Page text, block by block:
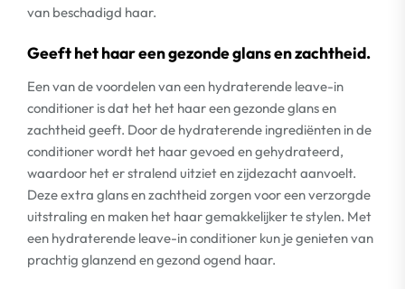
van beschadigd haar.
Geeft het haar een gezonde glans en zachtheid.
Een van de voordelen van een hydraterende leave-in
conditioner is dat het het haar een gezonde glans en
zachtheid geeft. Door de hydraterende ingrediënten in de
conditioner wordt het haar gevoed en gehydrateerd,
waardoor het er stralend uitziet en zijdezacht aanvoelt.
Deze extra glans en zachtheid zorgen voor een verzorgde
uitstraling en maken het haar gemakkelijker te stylen. Met
een hydraterende leave-in conditioner kun je genieten van
prachtig glanzend en gezond ogend haar.